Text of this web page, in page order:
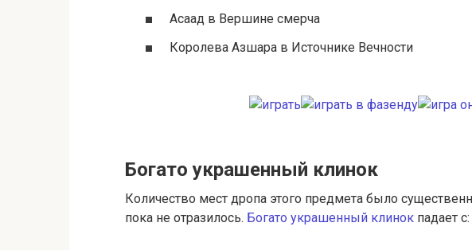
Асаад в Вершине смерча
Королева Азшара в Источнике Вечности
Богато украшенный клинок
Количество мест дропа этого предмета было
пока не отразилось. Богато украшенный клинок падает с: